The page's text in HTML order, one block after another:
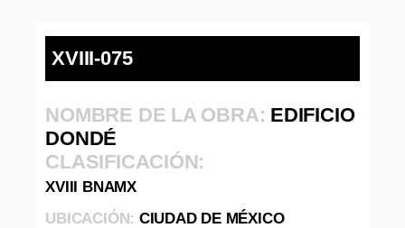
XVIII-075
NOMBRE DE LA OBRA: EDIFICIO
DONDÉ
CLASIFICACIÓN:
XVIII BNAMX
UBICACIÓN: CIUDAD DE MÉXICO